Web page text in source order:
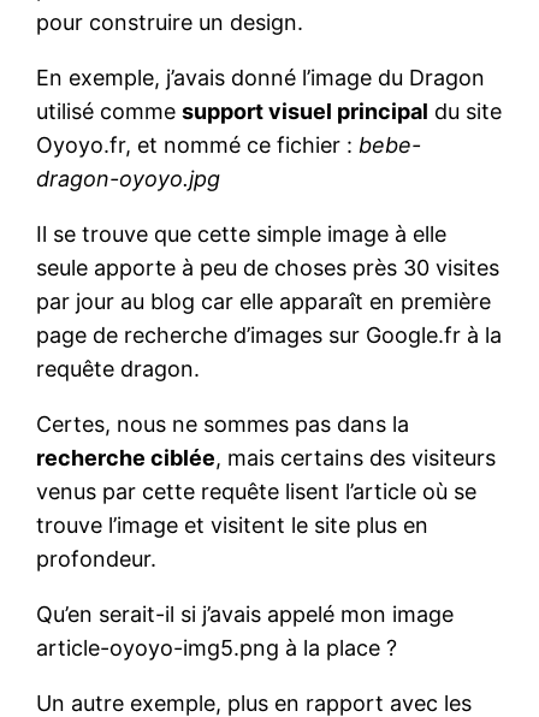
pour construire un design.
En exemple, j’avais donné l’image du Dragon
utilisé commesupport visuel principal du site
Oyoyo.fr, et nommé ce fichier : bebe-
dragon-oyoyo.jpg
Il se trouve que cette simple image à elle
seule apporte à peu de choses près 30 visites
par jour au blog car elle apparaît en première
page de recherche d’images sur Google.fr à la
requête dragon.
Certes, nous ne sommes pas dans la
recherche ciblée, mais certains des visiteurs
venus par cette requête lisent l’article où se
trouve l’image et visitent le site plus en
profondeur.
Qu’en serait-il si j’avais appelé mon image
article-oyoyo-img5.png à la place ?
Un autre exemple, plus en rapport avec les